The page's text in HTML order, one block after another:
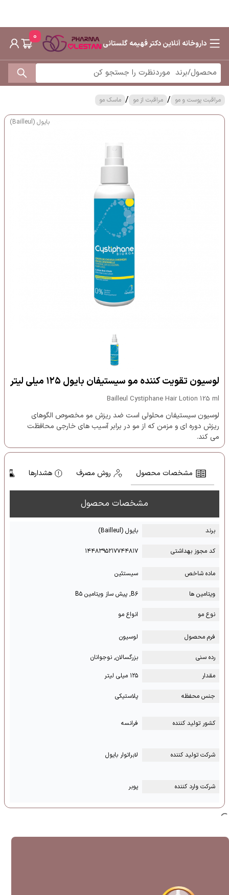
داروخانه آنلاین دکتر فهیمه گلستانی
0
مراقبت پوست و مو / مراقبت از مو / ماسک مو
بایول (Bailleul)
لوسیون تقویت کننده مو سیستیفان بایول ۱۲۵ میلی لیتر
Bailleul Cystiphane Hair Lotion 125 ml
لوسیون سیستیفان محلولی است ضد ریزش مو مخصوص الگوهای
ریزش دوره ای و مزمن که از مو در برابر آسیب های خارجی محافظت
می کند.
مشخصات محصول روش مصرف هشدارها
مشخصات محصول
برند بایول (Bailleul)
کد مجوز بهداشتی ۱۴۴۸۳۹۵۲۱۷۷۴۴۸۱۷
ماده شاخص سیستئین
ویتامین ها B۶, پیش ساز ویتامین B۵
نوع مو انواع مو
فرم محصول لوسیون
رده سنی
بزرگسالان, نوجوانان
مقدار
۱۲۵ میلی لیتر
جنس محفظه پلاستیکی
کشور تولید کننده فرانسه
شرکت تولید کننده لابراتوار بایول
شرکت وارد کننده پوبر